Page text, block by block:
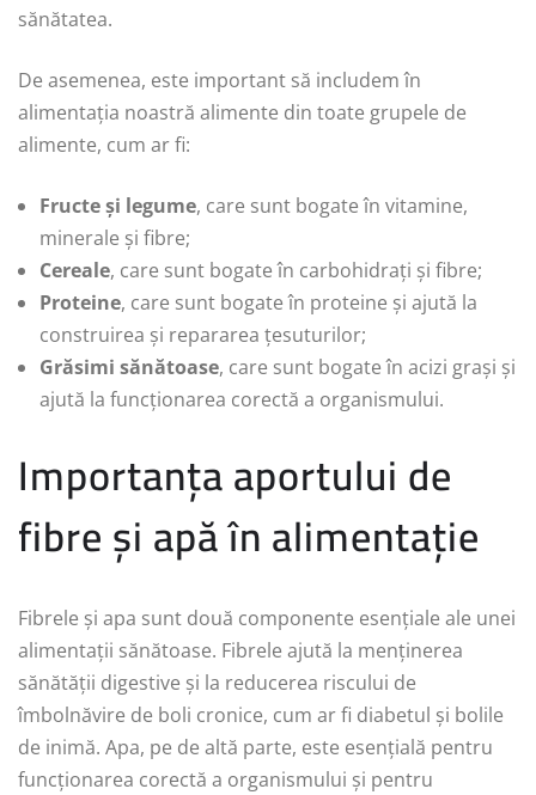
sănătatea.
De asemenea, este important să includem în
alimentația noastră alimente din toate grupele de
alimente, cum ar fi:
Fructe și legume, care sunt bogate în vitamine,
minerale și fibre;
Cereale, care sunt bogate în carbohidrați și fibre;
Proteine, care sunt bogate în proteine și ajută la
construirea și repararea țesuturilor;
Grăsimi sănătoase, care sunt bogate în acizi grași și
ajută la funcționarea corectă a organismului.
Importanța aportului de
fibre și apă în alimentație
Fibrele și apa sunt două componente esențiale ale unei
alimentații sănătoase. Fibrele ajută la menținerea
sănătății digestive și la reducerea riscului de
îmbolnăvire de boli cronice, cum ar fi diabetul și bolile
de inimă. Apa, pe de altă parte, este esențială pentru
funcționarea corectă a organismului și pentru